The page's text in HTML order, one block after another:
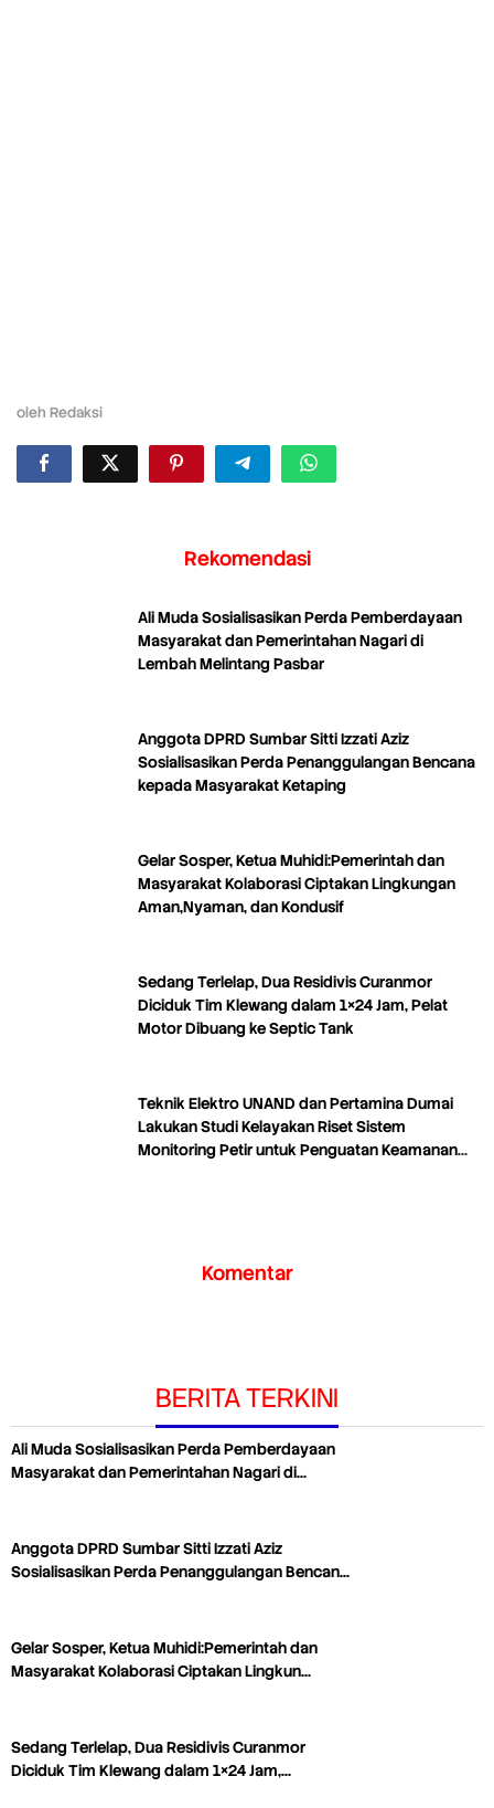
oleh Redaksi
Rekomendasi
Ali Muda Sosialisasikan Perda Pemberdayaan
Masyarakat dan Pemerintahan Nagari di
Lembah Melintang Pasbar
Anggota DPRD Sumbar Sitti Izzati Aziz
Sosialisasikan Perda Penanggulangan Bencana
kepada Masyarakat Ketaping
Gelar Sosper, Ketua Muhidi:Pemerintah dan
Masyarakat Kolaborasi Ciptakan Lingkungan
Aman,Nyaman, dan Kondusif
Sedang Terlelap, Dua Residivis Curanmor
Diciduk Tim Klewang dalam 1×24 Jam, Pelat
Motor Dibuang ke Septic Tank
Teknik Elektro UNAND dan Pertamina Dumai
Lakukan Studi Kelayakan Riset Sistem
Monitoring Petir untuk Penguatan Keamanan
Komentar
BERITA TERKINI
Ali Muda Sosialisasikan Perda Pemberdayaan
Masyarakat dan Pemerintahan Nagari di…
Anggota DPRD Sumbar Sitti Izzati Aziz
Sosialisasikan Perda Penanggulangan Bencan…
Gelar Sosper, Ketua Muhidi:Pemerintah dan
Masyarakat Kolaborasi Ciptakan Lingkun…
Sedang Terlelap, Dua Residivis Curanmor
Diciduk Tim Klewang dalam 1×24 Jam,…